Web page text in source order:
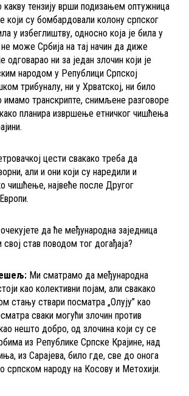
какву тензију врши подизањем оптужница
који су бомбардовали колону српског
у избеглиштву, односно која је била у
може Србија на тај начин да диже
одговарао ни за један злочин који је
народом у Републици Српској
трибуналу, ни у Хрватској, ни било
имамо транскрипте, снимљене разговоре
планира извршење етничког чишћења
цести свакако треба да
али и они који су наредили и
чишћење, највеће после Другог
да ће међународна заједница
став поводом тог догађаја?
Ми сматрамо да међународна
као колективни појам, али свакако
стању ствари посматра „Олују” као
сваки могући злочин против
нешто добро, од злочина који су се
из Републике Српске Крајине, над
из Сарајева, било где, све до онога
српском народу на Косову и Метохији.